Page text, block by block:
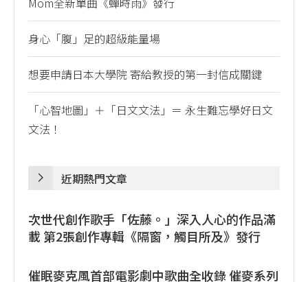
身心「腹」足的超級能量場
想要申請日本大學院 寄給教授的第一封信成關鍵
「心智地圖」＋「日文文法」＝ 永生難忘學好日文
文法！
近期熱門文章
次世代創作歌手「佐藤。」深入人心的作品滿
載 第2張創作專輯《隔窗，觸目所及》發行
催眠麥克風首部電影劇中歌曲全收錄 催麥系列